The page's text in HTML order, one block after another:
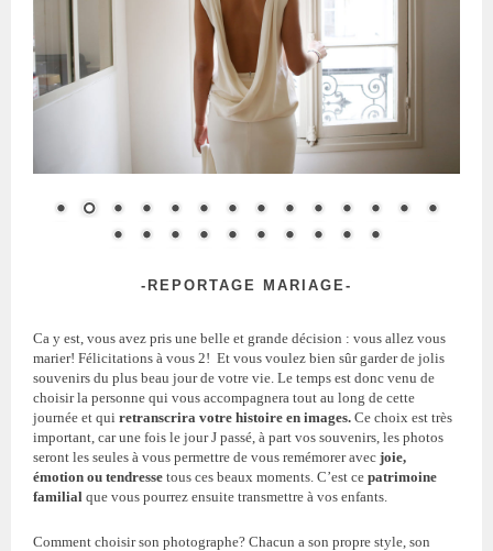
-REPORTAGE MARIAGE-
Ca y est, vous avez pris une belle et grande décision : vous allez vous
marier! Félicitations à vous 2! Et vous voulez bien sûr garder de jolis
souvenirs du plus beau jour de votre vie. Le temps est donc venu de
choisir la personne qui vous accompagnera tout au long de cette
journée et qui retranscrira votre histoire en images. Ce choix est très
important, car une fois le jour J passé, à part vos souvenirs, les photos
seront les seules à vous permettre de vous remémorer avecjoie,
émotion ou tendresse tous ces beaux moments. C’est cepatrimoine
familial que vous pourrez ensuite transmettre à vos enfants.
Comment choisir son photographe? Chacun a son propre style, son